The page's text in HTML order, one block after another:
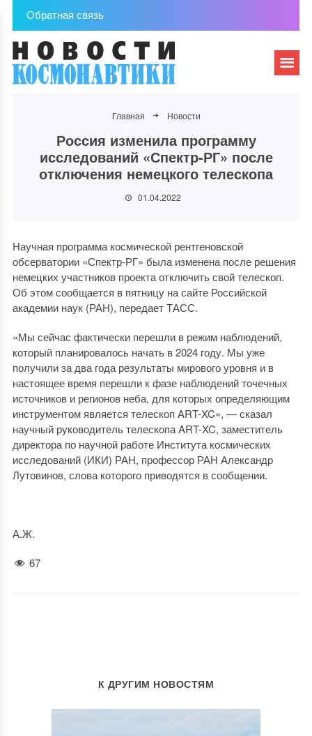
Обратная связь
Главная Новости
Россия изменила программу
исследований «Спектр-РГ» после
отключения немецкого телескопа
01.04.2022
Научная программа космической рентгеновской
обсерватории «Спектр-РГ» была изменена после решения
немецких участников проекта отключить свой телескоп.
Об этом сообщается в пятницу на сайте Российской
академии наук (РАН), передает ТАСС.
«Мы сейчас фактически перешли в режим наблюдений,
который планировалось начать в 2024 году. Мы уже
получили за два года результаты мирового уровня и в
настоящее время перешли к фазе наблюдений точечных
источников и регионов неба, для которых определяющим
инструментом является телескоп ART-XC», — сказал
научный руководитель телескопа ART-XC, заместитель
директора по научной работе Института космических
исследований (ИКИ) РАН, профессор РАН Александр
Лутовинов, слова которого приводятся в сообщении.
А.Ж.
67
К ДРУГИМ НОВОСТЯМ